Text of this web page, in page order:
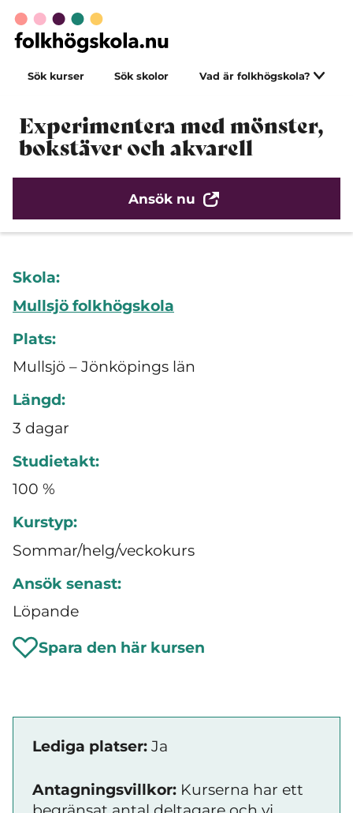
Sök kurser Sök skolor Vad är folkhögskola?
Experimentera med mönster,
bokstäver och akvarell
Ansök nu
Skola:
Mullsjö folkhögskola
Plats:
Mullsjö – Jönköpings län
Längd:
3 dagar
Studietakt:
100 %
Kurstyp:
Sommar/helg/veckokurs
Ansök senast:
Löpande
Spara den här kursen
Lediga platser: Ja
Antagningsvillkor: Kurserna har ett